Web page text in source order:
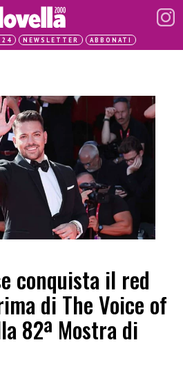
24 NEWSLETTER ABBONATI
conquista il red
di The Voice of
82ª Mostra di